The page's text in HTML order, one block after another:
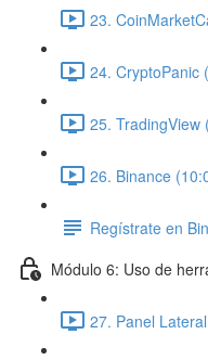
23.
24. CryptoPanic
25. TradingView
26. Binance
Regístrate en
Módulo 6: Uso de
27. Panel